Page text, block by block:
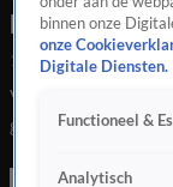
koolmonoxide
17 mei 2026, 22:33
Vier mensen zijn
gebracht nadat in
gemeten. Dat
binnen onze
onze
Digitale Diensten.
Functioneel &
Analytisch